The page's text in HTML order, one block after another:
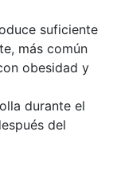
suficiente
más común
obesidad y
durante el
del